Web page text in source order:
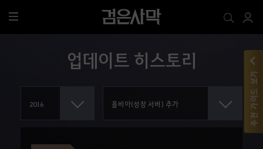
전
체
업데이트 히스토리
추천 가이드 보기